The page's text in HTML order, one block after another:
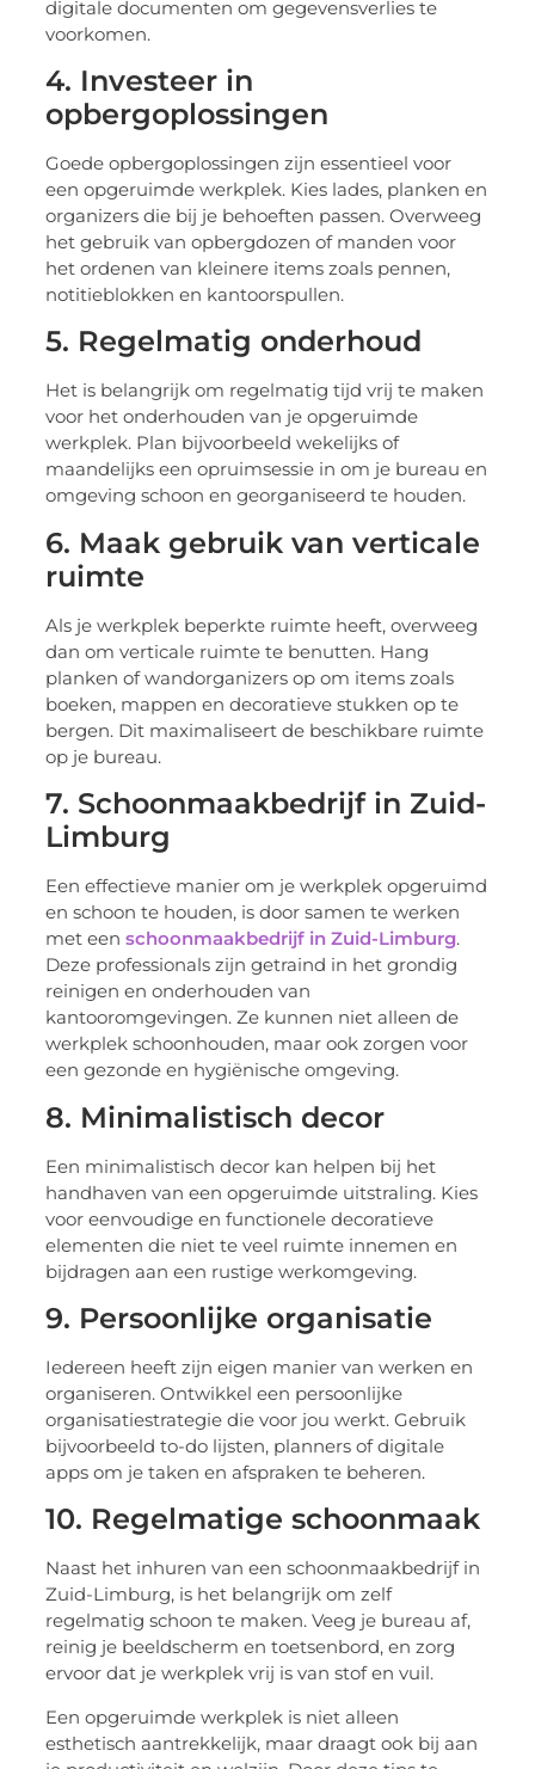
digitale documenten om gegevensverlies te
voorkomen.
4. Investeer in
opbergoplossingen
Goede opbergoplossingen zijn essentieel voor
een opgeruimde werkplek. Kies lades, planken en
organizers die bij je behoeften passen. Overweeg
het gebruik van opbergdozen of manden voor
het ordenen van kleinere items zoals pennen,
notitieblokken en kantoorspullen.
5. Regelmatig onderhoud
Het is belangrijk om regelmatig tijd vrij te maken
voor het onderhouden van je opgeruimde
werkplek. Plan bijvoorbeeld wekelijks of
maandelijks een opruimsessie in om je bureau en
omgeving schoon en georganiseerd te houden.
6. Maak gebruik van verticale
ruimte
Als je werkplek beperkte ruimte heeft, overweeg
dan om verticale ruimte te benutten. Hang
planken of wandorganizers op om items zoals
boeken, mappen en decoratieve stukken op te
bergen. Dit maximaliseert de beschikbare ruimte
op je bureau.
7. Schoonmaakbedrijf in Zuid-
Limburg
Een effectieve manier om je werkplek opgeruimd
en schoon te houden, is door samen te werken
met eenschoonmaakbedrijf in Zuid-Limburg.
Deze professionals zijn getraind in het grondig
reinigen en onderhouden van
kantooromgevingen. Ze kunnen niet alleen de
werkplek schoonhouden, maar ook zorgen voor
een gezonde en hygiënische omgeving.
8. Minimalistisch decor
Een minimalistisch decor kan helpen bij het
handhaven van een opgeruimde uitstraling. Kies
voor eenvoudige en functionele decoratieve
elementen die niet te veel ruimte innemen en
bijdragen aan een rustige werkomgeving.
9. Persoonlijke organisatie
Iedereen heeft zijn eigen manier van werken en
organiseren. Ontwikkel een persoonlijke
organisatiestrategie die voor jou werkt. Gebruik
bijvoorbeeld to-do lijsten, planners of digitale
apps om je taken en afspraken te beheren.
10. Regelmatige schoonmaak
Naast het inhuren van een schoonmaakbedrijf in
Zuid-Limburg, is het belangrijk om zelf
regelmatig schoon te maken. Veeg je bureau af,
reinig je beeldscherm en toetsenbord, en zorg
ervoor dat je werkplek vrij is van stof en vuil.
Een opgeruimde werkplek is niet alleen
esthetisch aantrekkelijk, maar draagt ook bij aan